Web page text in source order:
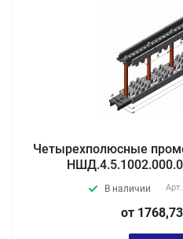
Четырехполюсные
В наличии Арт.
от 1768,73